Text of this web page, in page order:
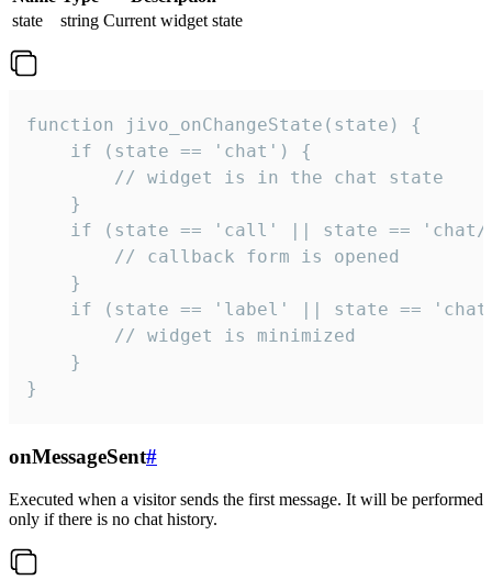
state
string Current widget state
function jivo_onChangeState(state) {
    if (state == 'chat') {
        // widget is in the chat state
    }
if (state == 'call' || state ==
        // callback form is opened
    }
if (state == 'label' || state ==
        // widget is minimized
    }
}
onMessageSent#
Executed when a visitor sends the first message. It will be performed
only if there is no chat history.